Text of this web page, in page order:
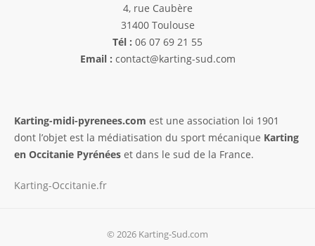
4, rue Caubère
31400 Toulouse
Tél : 06 07 69 21 55
Email : contact@karting-sud.com
Karting-midi-pyrenees.com est une association loi 1901
dont l’objet est la médiatisation du sport mécanique Karting
en Occitanie Pyrénées et dans le sud de la France.
Karting-Occitanie.fr
© 2026 Karting-Sud.com